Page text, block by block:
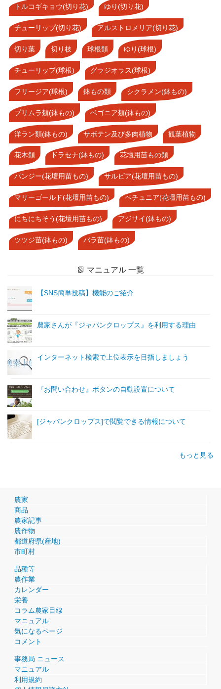
トルコギキョウ(切り花) ゆり(切り花)
チューリップ(切り花) アルストロメリア(切り花)
切り葉 切り枝 球根類 ゆり(球根)
チューリップ(球根) グラジオラス(球根)
フリージア(球根) 鉢もの類 シクラメン(鉢もの)
プリムラ類(鉢もの) ベゴニア類(鉢もの)
洋ラン類(鉢もの) サボテン及び多肉植物 観葉植物
花木類 ドラセナ(鉢もの) 花壇用苗もの類
パンジー(花壇用苗もの) サルビア(花壇用苗もの)
マリーゴールド(花壇用苗もの) ペチュニア(花壇用苗もの)
にちにちそう(花壇用苗もの) アジサイ(鉢もの)
ツツジ苗(鉢もの) バラ苗(鉢もの)
📗 マニュアル 一覧
【SNS簡単投稿】機能のご紹介
農家さんが『ジャパンクロップス』を利用する理由
インターネット検索で上位表示を目指しましょう
『お問い合わせ』ボタンの自動設置について
[ジャパンクロップス]で閲覧できる情報について
もっと見る
農家
商品
農家記事
農作物
都道府県(産地)
市町村
品種等
農作業
カレンダー
栄養
コラム農家目線
マニュアル
気になるページ
コメント
事務局 ニュース
マニュアル
利用規約